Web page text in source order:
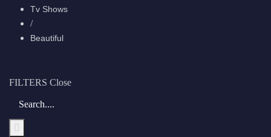
Tv Shows
/
Beautiful
FILTERS Close